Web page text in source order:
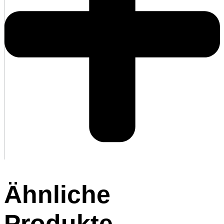
Ähnliche